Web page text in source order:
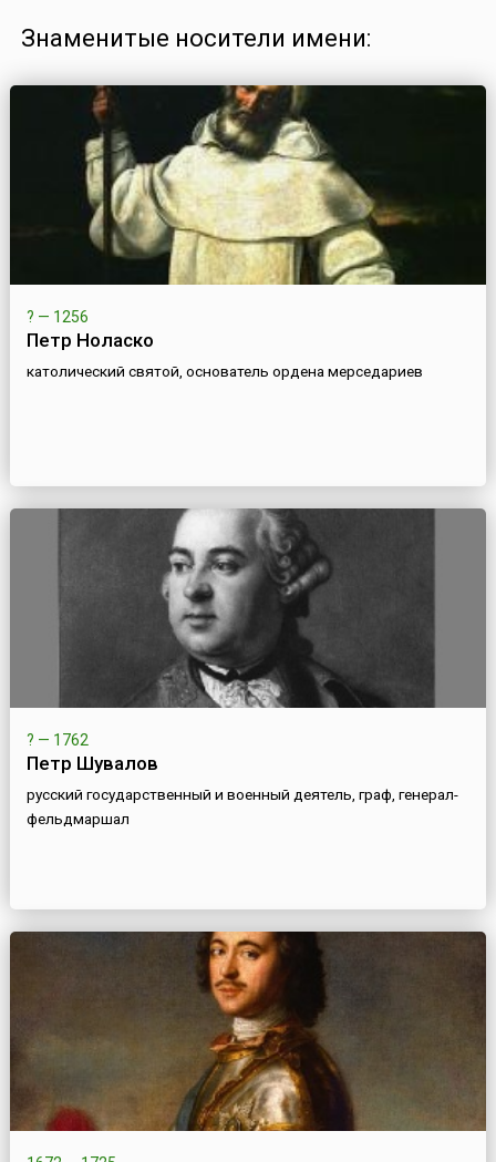
Знаменитые носители имени:
? — 1256
Петр Ноласко
католический святой, основатель ордена мерседариев
? — 1762
Петр Шувалов
русский государственный и военный деятель, граф, генерал-
фельдмаршал